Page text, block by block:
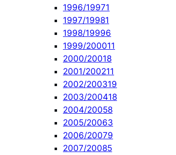
1996/19971
1997/19981
1998/19996
1999/200011
2000/20018
2001/200211
2002/200319
2003/200418
2004/20058
2005/20063
2006/20079
2007/20085